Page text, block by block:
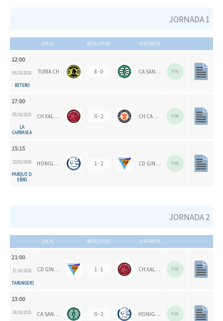
JORNADA 1
LOCAL RESULTADO VISITANTE
12:00
05/10/2025
BETERO
TURIA CH 8 - 0 CA SAN VICENTE FIN
17:00
05/10/2025
LA
CARRASCA
CH XALOC 1993 0 - 2 CH CARPESA FIN
15:15
22/02/2026
PARQUE D.
EBRO
HONIGVÖGEL 1 - 2 CD GINER DE LOS RÍOS FIN
JORNADA 2
LOCAL RESULTADO VISITANTE
21:00
17/10/2025
TARONGERS
CD GINER DE LOS RÍOS 1 - 1 CH XALOC 1993 FIN
13:00
19/10/2025 CA SAN VICENTE 0 - 2 HONIGVÖGEL FIN